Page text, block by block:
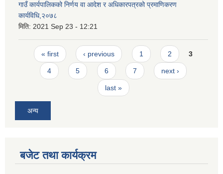
गाउँ कार्यपालिकको निर्णय वा आदेश र अधिकारपत्रको प्रमाणिकरण
कार्यविधि,२०७८
मिति: 2021 Sep 23 - 12:21
Pages
« first ‹ previous 1 2 3
4 5 6 7 next ›
last »
अन्य
बजेट तथा कार्यक्रम